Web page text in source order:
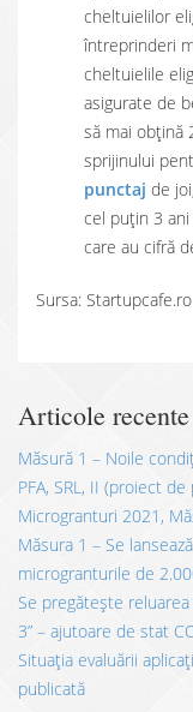
cheltuielilor
întreprinderi
cheltuielile
asigurate de
să mai obțină
sprijinului
punctaj de
cel puțin 3
care au cifră
Sursa: Startupcafe.ro
Articole recente
Măsură 1 – Noile
PFA, SRL, II (proiect
Microgranturi 2021,
Măsura 1 – Se
microgranturile de
Se pregătește
3” – ajutoare de stat
Situația evaluării
publicată